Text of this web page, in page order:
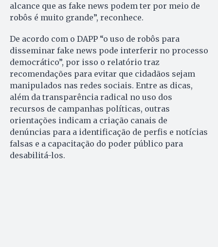
alcance que as fake news podem ter por meio de
robôs é muito grande”, reconhece.
De acordo com o DAPP “o uso de robôs para
disseminar fake news pode interferir no processo
democrático”, por isso o relatório traz
recomendações para evitar que cidadãos sejam
manipulados nas redes sociais. Entre as dicas,
além da transparência radical no uso dos
recursos de campanhas políticas, outras
orientações indicam a criação canais de
denúncias para a identificação de perfis e notícias
falsas e a capacitação do poder público para
desabilitá-los.